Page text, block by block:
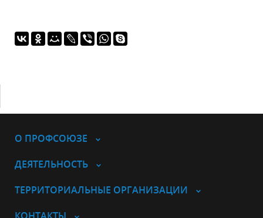
О ПРОФСОЮЗЕ
ДЕЯТЕЛЬНОСТЬ
ТЕРРИТОРИАЛЬНЫЕ ОРГАНИЗАЦИИ